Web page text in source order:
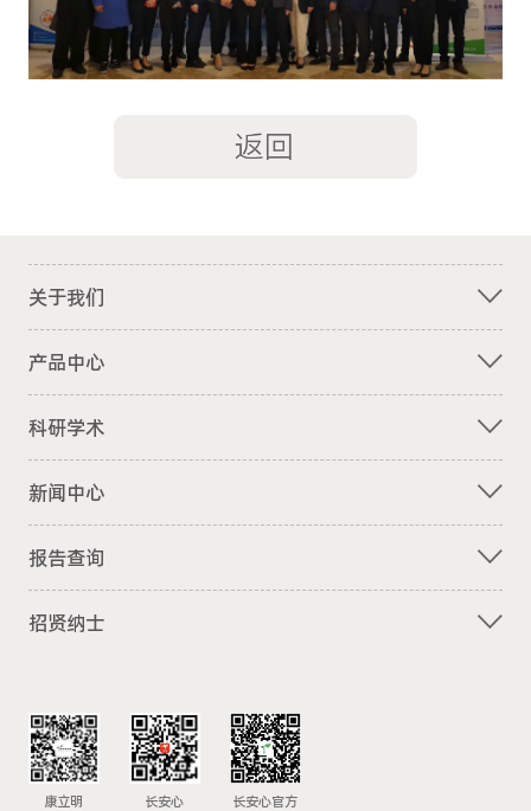
关于我们
产品中心
科研学术
新闻中心
报告查询
招贤纳士
康立明 长安心 长安心官方